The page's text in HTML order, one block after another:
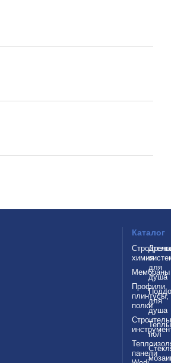
Каталог
химия
Мембраны
Профили,
плинтусы,
полки
панели
для
душа
для
душа
пол